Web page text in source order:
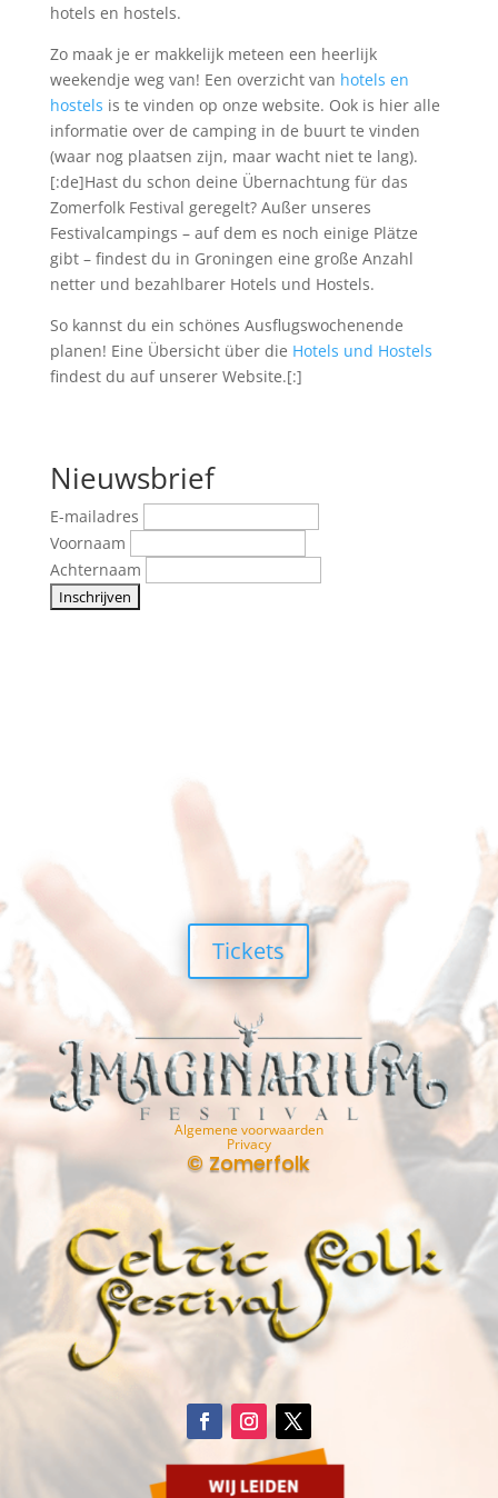
hotels en hostels.
Zo maak je er makkelijk meteen een heerlijk
weekendje weg van! Een overzicht van hotels en
hostels is te vinden op onze website. Ook is hier alle
informatie over de camping in de buurt te vinden
(waar nog plaatsen zijn, maar wacht niet te lang).
[:de]Hast du schon deine Übernachtung für das
Zomerfolk Festival geregelt? Außer unseres
Festivalcampings – auf dem es noch einige Plätze
gibt – findest du in Groningen eine große Anzahl
netter und bezahlbarer Hotels und Hostels.
So kannst du ein schönes Ausflugswochenende
planen! Eine Übersicht über die Hotels und Hostels
findest du auf unserer Website.[:]
Nieuwsbrief
E-mailadres
Voornaam
Achternaam
Tickets
Algemene voorwaarden
Privacy
© Zomerfolk